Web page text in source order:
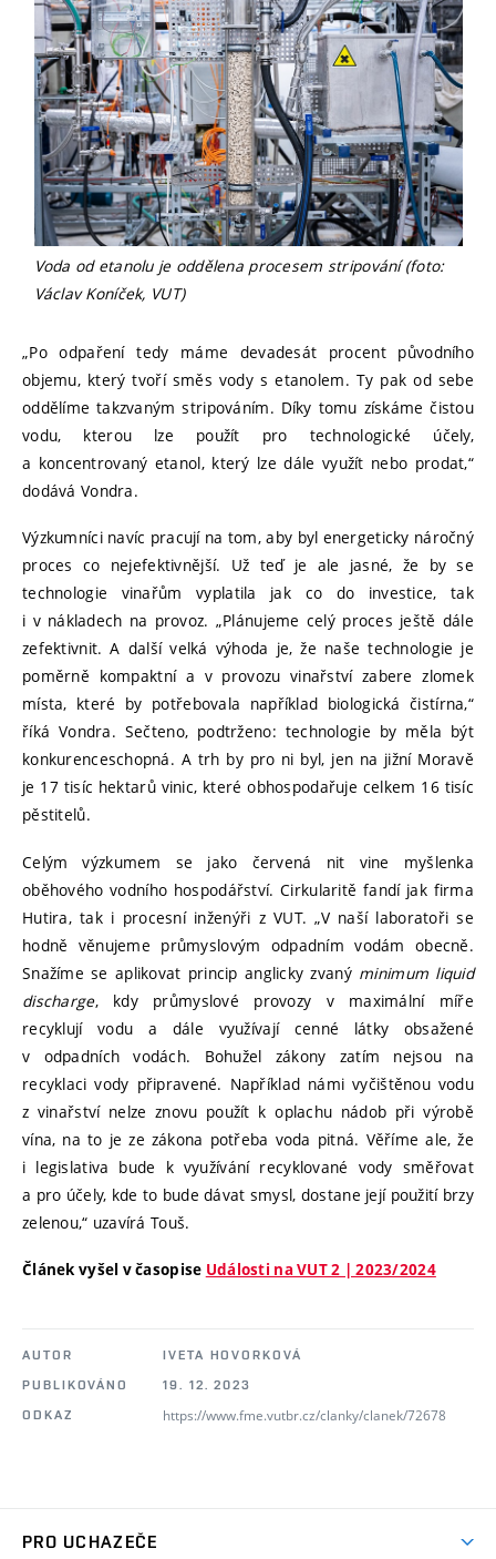
Voda od etanolu je oddělena procesem stripování (foto:
Václav Koníček, VUT)
„Po odpaření tedy máme devadesát procent původního
objemu, který tvoří směs vody s etanolem. Ty pak od sebe
oddělíme takzvaným stripováním. Díky tomu získáme čistou
vodu, kterou lze použít pro technologické účely,
a koncentrovaný etanol, který lze dále využít nebo prodat,“
dodává Vondra.
Výzkumníci navíc pracují na tom, aby byl energeticky náročný
proces co nejefektivnější. Už teď je ale jasné, že by se
technologie vinařům vyplatila jak co do investice, tak
i v nákladech na provoz. „Plánujeme celý proces ještě dále
zefektivnit. A další velká výhoda je, že naše technologie je
poměrně kompaktní a v provozu vinařství zabere zlomek
místa, které by potřebovala například biologická čistírna,“
říká Vondra. Sečteno, podtrženo: technologie by měla být
konkurenceschopná. A trh by pro ni byl, jen na jižní Moravě
je 17 tisíc hektarů vinic, které obhospodařuje celkem 16 tisíc
pěstitelů.
Celým výzkumem se jako červená nit vine myšlenka
oběhového vodního hospodářství. Cirkularitě fandí jak firma
Hutira, tak i procesní inženýři z VUT. „V naší laboratoři se
hodně věnujeme průmyslovým odpadním vodám obecně.
Snažíme se aplikovat princip anglicky zvaný minimum liquid
discharge, kdy průmyslové provozy v maximální míře
recyklují vodu a dále využívají cenné látky obsažené
v odpadních vodách. Bohužel zákony zatím nejsou na
recyklaci vody připravené. Například námi vyčištěnou vodu
z vinařství nelze znovu použít k oplachu nádob při výrobě
vína, na to je ze zákona potřeba voda pitná. Věříme ale, že
i legislativa bude k využívání recyklované vody směřovat
a pro účely, kde to bude dávat smysl, dostane její použití brzy
zelenou,“ uzavírá Touš.
Článek vyšel v časopise Události na VUT 2 | 2023/2024
AUTOR
IVETA HOVORKOVÁ
PUBLIKOVÁNO
19. 12. 2023
ODKAZ
https://www.fme.vutbr.cz/clanky/clanek/72678
PRO UCHAZEČE